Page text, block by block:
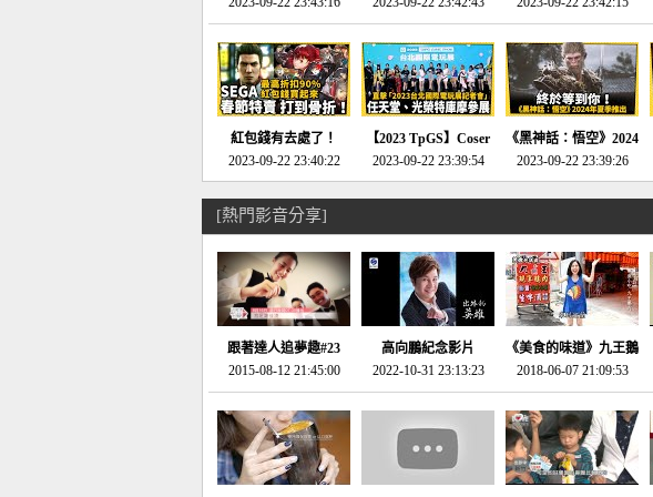
天平》介紹！-電玩宅
速配20230126
回「石村號」的恐懼體
驗-電玩宅速配
20230125
版」!!!今年就能玩到!!-
電玩宅速配20230124
紅包錢有去處了！
SEGA春節特賣 超過85
款遊戲打到骨折-電玩
宅速配20230119
2023-09-22 23:40:22
【2023 TpGS】Coser
和Show Girl搶先看！
直擊展前記者會-電玩
2023-09-22 23:39:54
《黑神話：悟空》2024
年夏季推出！確定不會
延期齁？-電玩宅速配
2023-09-22 23:39:26
[熱門影音分享]
跟著達人追夢趣#23
promo-我想開間咖啡
館(謝佳凌)
2015-08-12 21:45:00
高向鵬紀念影片
2022-10-31 23:13:23
《美食的味道》九王鵝
肉
2018-06-07 21:09:53